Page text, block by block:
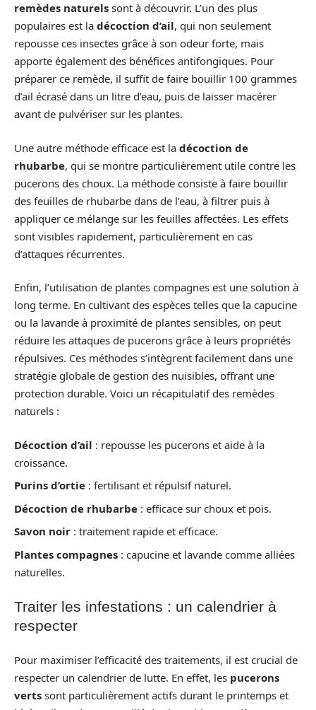
remèdes naturels sont à découvrir. L’un des plus
populaires est la décoction d’ail, qui non seulement
repousse ces insectes grâce à son odeur forte, mais
apporte également des bénéfices antifongiques. Pour
préparer ce remède, il suffit de faire bouillir 100 grammes
d’ail écrasé dans un litre d’eau, puis de laisser macérer
avant de pulvériser sur les plantes.
Une autre méthode efficace est la décoction de
rhubarbe, qui se montre particulièrement utile contre les
pucerons des choux. La méthode consiste à faire bouillir
des feuilles de rhubarbe dans de l’eau, à filtrer puis à
appliquer ce mélange sur les feuilles affectées. Les effets
sont visibles rapidement, particulièrement en cas
d’attaques récurrentes.
Enfin, l’utilisation de plantes compagnes est une solution à
long terme. En cultivant des espèces telles que la capucine
ou la lavande à proximité de plantes sensibles, on peut
réduire les attaques de pucerons grâce à leurs propriétés
répulsives. Ces méthodes s’intègrent facilement dans une
stratégie globale de gestion des nuisibles, offrant une
protection durable. Voici un récapitulatif des remèdes
naturels :
Décoction d’ail : repousse les pucerons et aide à la
croissance.
Purins d’ortie : fertilisant et répulsif naturel.
Décoction de rhubarbe : efficace sur choux et pois.
Savon noir : traitement rapide et efficace.
Plantes compagnes : capucine et lavande comme alliées
naturelles.
Traiter les infestations : un calendrier à
respecter
Pour maximiser l’efficacité des traitements, il est crucial de
respecter un calendrier de lutte. En effet, les pucerons
verts sont particulièrement actifs durant le printemps et